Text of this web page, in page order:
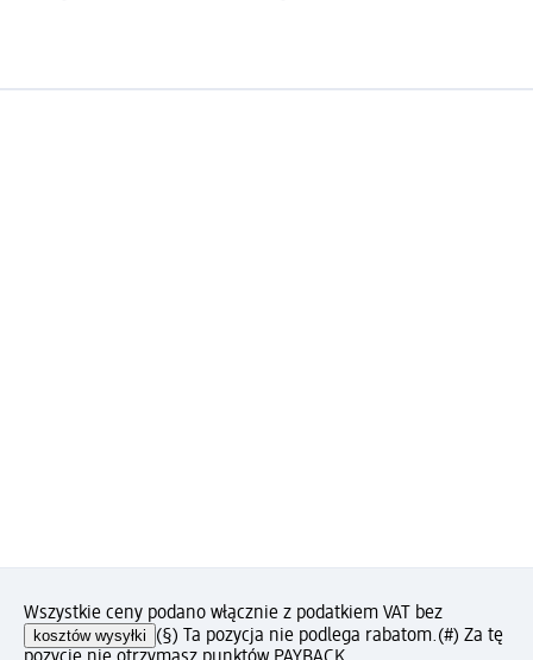
Wszystkie ceny podano włącznie z podatkiem VAT bez
kosztów wysyłki (§) Ta pozycja nie podlega rabatom.(#) Za tę